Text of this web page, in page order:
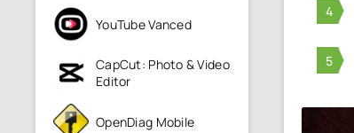
YouTube Vanced
CapCut: Photo & Video
Editor
OpenDiag Mobile